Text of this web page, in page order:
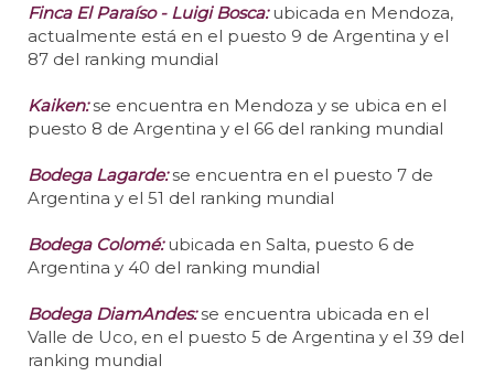
Finca El Paraíso - Luigi Bosca:ubicada en Mendoza,
actualmente está en el puesto 9 de Argentina y el
87 del ranking mundial
Kaiken:se encuentra en Mendoza y se ubica en el
puesto 8 de Argentina y el 66 del ranking mundial
Bodega Lagarde:se encuentra en el puesto 7 de
Argentina y el 51 del ranking mundial
Bodega Colomé:ubicada en Salta, puesto 6 de
Argentina y 40 del ranking mundial
Bodega DiamAndes:se encuentra ubicada en el
Valle de Uco, en el puesto 5 de Argentina y el 39 del
ranking mundial